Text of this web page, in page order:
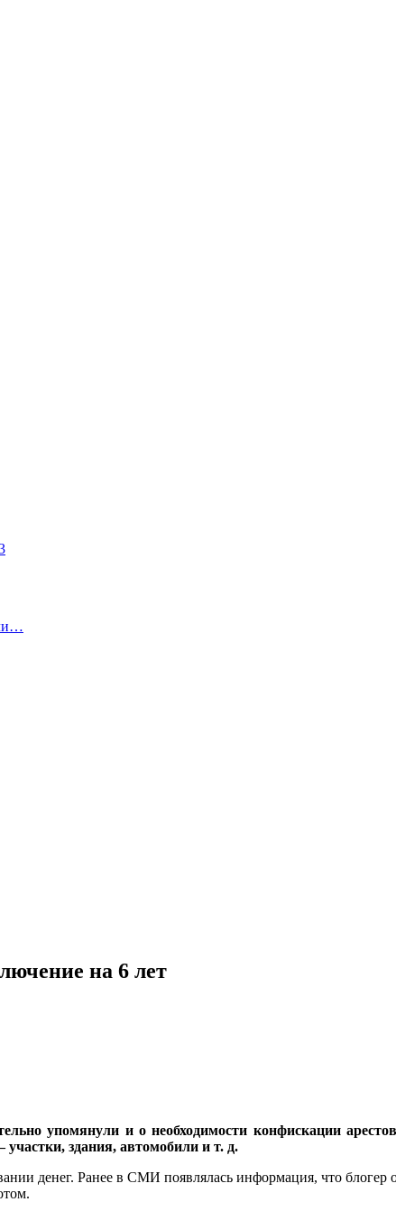
на 6 лет
упомянули и о необходимости конфискации
здания, автомобили и т. д.
денег. Ранее в СМИ появлялась информация, что блогер